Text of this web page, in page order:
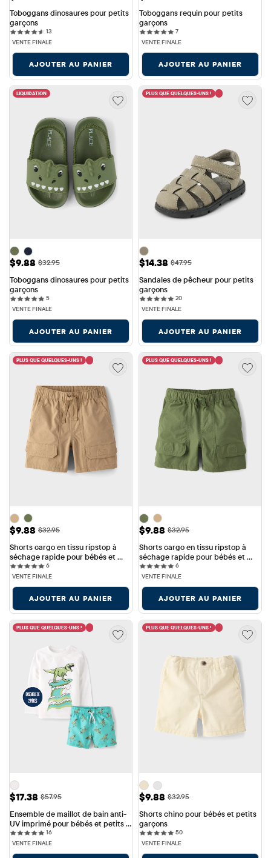
Toboggans dinosaures pour petits
garçons
1313 reviews
VENTE FINALE
AJOUTER AU PANIER
Toboggans requin pour petits
garçons
77 reviews
VENTE FINALE
AJOUTER AU PANIER
LIQUIDATION
Prix ​​de vente: $9.88
$9.88 Prix ​​d'origine: $32.95
$32.95
Toboggans dinosaures pour petits
garçons
55 reviews
VENTE FINALE
AJOUTER AU PANIER
PLUS QUE QUELQUES-UNS !
Prix ​​de vente: $14.38
$14.38 Prix ​​d'origine: $47.95
$47.95
Sandales de pêcheur pour petits
garçons
2020 reviews
VENTE FINALE
AJOUTER AU PANIER
PLUS QUE QUELQUES-UNS !
Prix ​​de vente: $9.88
$9.88 Prix ​​d'origine: $32.95
$32.95
Shorts cargo en tissu ripstop à
séchage rapide pour bébés et
petits garçons
66 reviews
VENTE FINALE
AJOUTER AU PANIER
PLUS QUE QUELQUES-UNS !
Prix ​​de vente: $9.88
$9.88 Prix ​​d'origine: $32.95
$32.95
Shorts cargo en tissu ripstop à
séchage rapide pour bébés et
petits garçons
66 reviews
VENTE FINALE
AJOUTER AU PANIER
PLUS QUE QUELQUES-UNS !
Prix ​​de vente: $17.38
$17.38 Prix ​​d'origine: $57.95
$57.95
Ensemble de maillot de bain anti-
UV imprimé pour bébés et petits
garçons
1616 reviews
VENTE FINALE
PLUS QUE QUELQUES-UNS !
Prix ​​de vente: $9.88
$9.88 Prix ​​d'origine: $32.95
$32.95
Shorts chino pour bébés et petits
garçons
5050 reviews
VENTE FINALE